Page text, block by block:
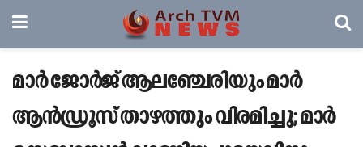
മാര്‍ ജോര്‍ജ് ആലഞ്ചേരിയും മാര്‍
ആന്‍ഡ്രൂസ് താഴത്തും വിരമിച്ചു; മാര്‍